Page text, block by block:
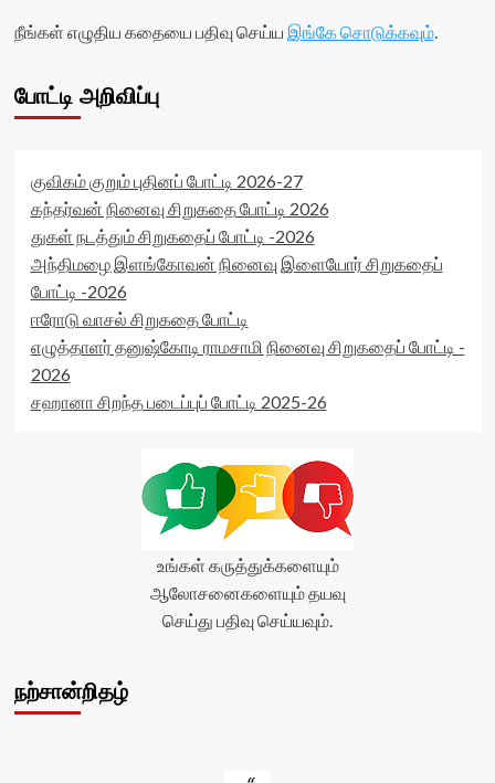
நீங்கள் எழுதிய கதையை பதிவு செய்ய இங்கே சொடுக்கவும்.
போட்டி அறிவிப்பு
குவிகம் குறும் புதினப் போட்டி 2026-27
கந்தர்வன் நினைவு சிறுகதை போட்டி 2026
துகள் நடத்தும் சிறுகதைப் போட்டி -2026
அந்திமழை இளங்கோவன் நினைவு இளையோர் சிறுகதைப்
போட்டி -2026
ஈரோடு வாசல் சிறுகதை போட்டி
எழுத்தாளர் தனுஷ்கோடி ராமசாமி நினைவு சிறுகதைப் போட்டி -
2026
சஹானா சிறந்த படைப்புப் போட்டி 2025-26
உங்கள் கருத்துக்களையும்
ஆலோசனைகளையும் தயவு
செய்து பதிவு செய்யவும்.
நற்சான்றிதழ்